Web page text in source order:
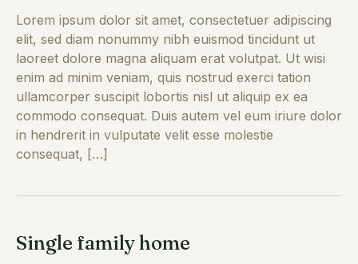
Lorem ipsum dolor sit amet, consectetuer adipiscing
elit, sed diam nonummy nibh euismod tincidunt ut
laoreet dolore magna aliquam erat volutpat. Ut wisi
enim ad minim veniam, quis nostrud exerci tation
ullamcorper suscipit lobortis nisl ut aliquip ex ea
commodo consequat. Duis autem vel eum iriure dolor
in hendrerit in vulputate velit esse molestie
consequat, […]
Single family home